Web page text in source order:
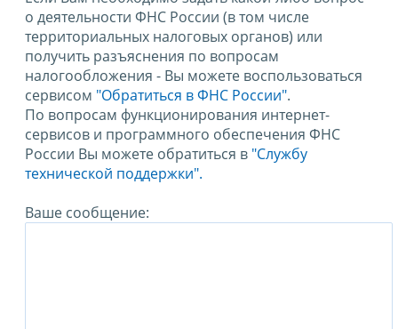
о деятельности ФНС России (в том числе
территориальных налоговых органов) или
получить разъяснения по вопросам
налогообложения - Вы можете воспользоваться
сервисом "Обратиться в ФНС России".
По вопросам функционирования интернет-
сервисов и программного обеспечения ФНС
России Вы можете обратиться в "Службу
технической поддержки".
Ваше сообщение: